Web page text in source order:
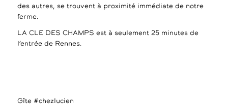
des autres, se trouvent à proximité immédiate de notre
ferme.
LA CLE DES CHAMPS est à seulement 25 minutes de
l’entrée de Rennes.
Gîte #chezlucien